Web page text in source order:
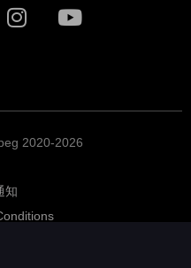
2020-2026
知